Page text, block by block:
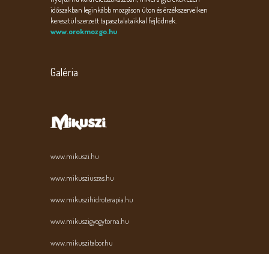
időszakban leginkább mozgáson úton és érzékszerveiken
keresztül szerzett tapasztalataikkal fejlődnek.
www.orokmozgo.hu
Galéria
www.mikuszi.hu
www.mikusziuszas.hu
www.mikuszihidroterapia.hu
www.mikuszigyogytorna.hu
www.mikuszitabor.hu